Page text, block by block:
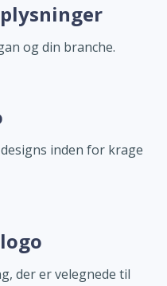
og din branche.
inden for krage
der er velegnede til